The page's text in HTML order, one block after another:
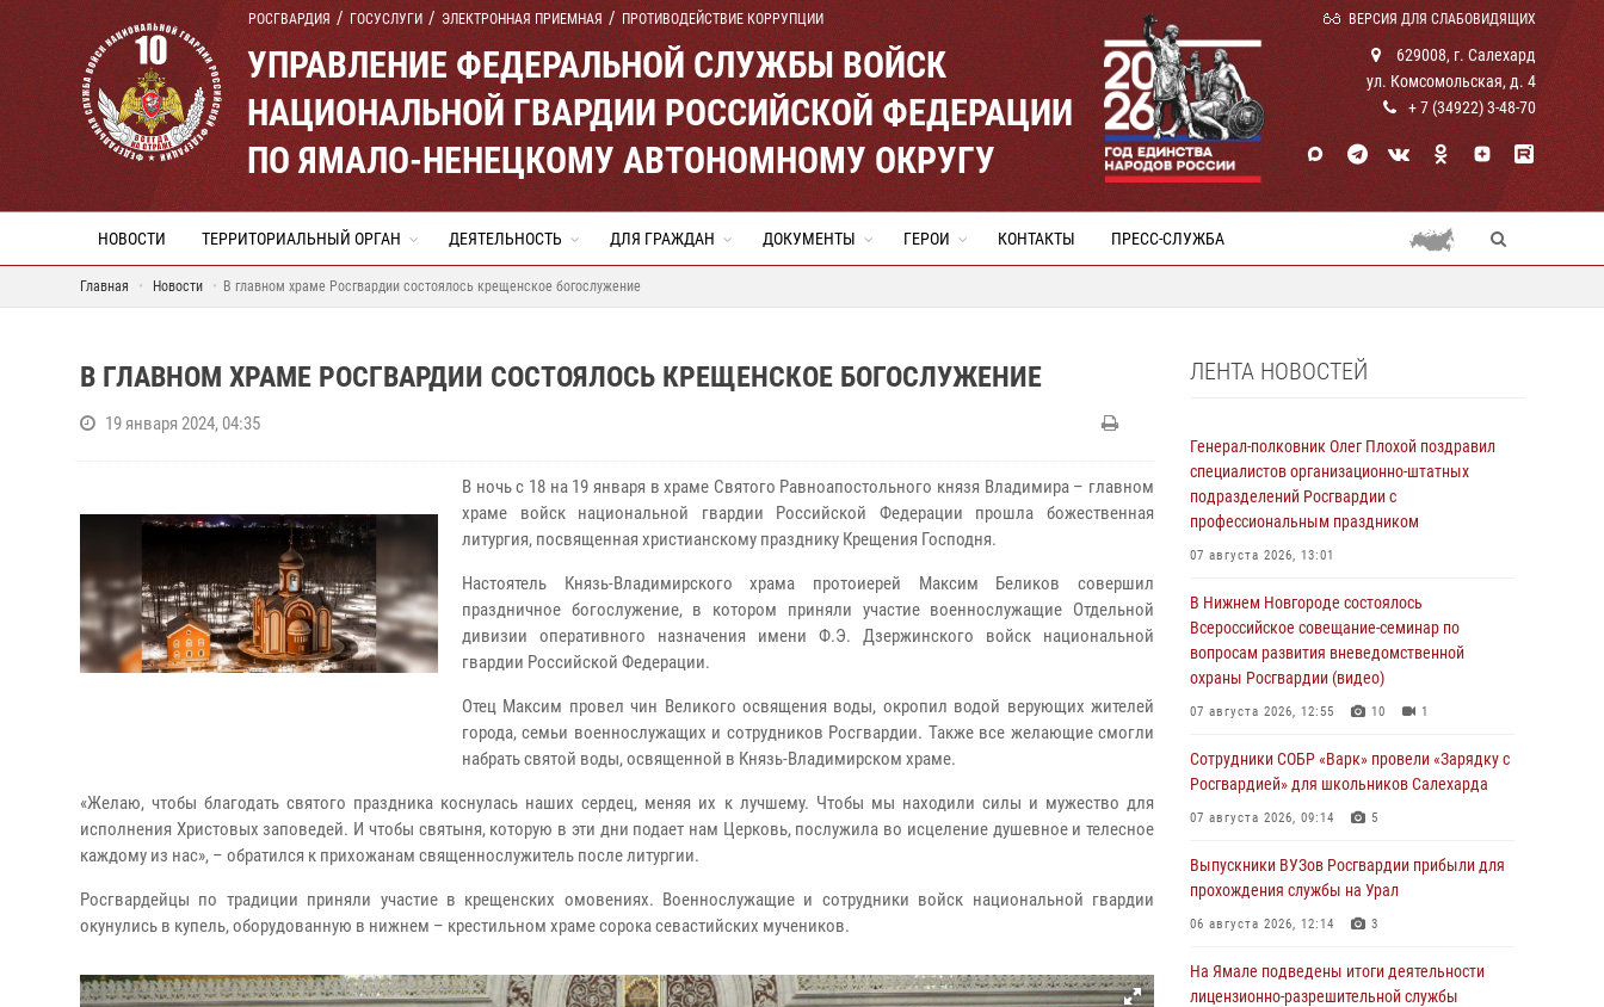
РОСГВАРДИЯ ГОСУСЛУГИ ЭЛЕКТРОННАЯ ПРИЕМНАЯ ПРОТИВОДЕЙСТВИЕ КОРРУПЦИИ ВЕРСИЯ ДЛЯ СЛАБОВИДЯЩИХ
УПРАВЛЕНИЕ ФЕДЕРАЛЬНОЙ СЛУЖБЫ ВОЙСК
НАЦИОНАЛЬНОЙ ГВАРДИИ РОССИЙСКОЙ ФЕДЕРАЦИИ
ПО ЯМАЛО-НЕНЕЦКОМУ АВТОНОМНОМУ ОКРУГУ
629008, г. Салехард
ул. Комсомольская, д. 4
+ 7 (34922) 3-48-70
НОВОСТИ ТЕРРИТОРИАЛЬНЫЙ ОРГАН ДЕЯТЕЛЬНОСТЬ ДЛЯ ГРАЖДАН ДОКУМЕНТЫ ГЕРОИ КОНТАКТЫ ПРЕСС-СЛУЖБА
Главная Новости В главном храме Росгвардии состоялось крещенское богослужение
В ГЛАВНОМ ХРАМЕ РОСГВАРДИИ СОСТОЯЛОСЬ КРЕЩЕНСКОЕ БОГОСЛУЖЕНИЕ
19 января 2024, 04:35
В ночь с 18 на 19 января в храме Святого Равноапостольного князя Владимира – главном
храме войск национальной гвардии Российской Федерации прошла божественная
литургия, посвященная христианскому празднику Крещения Господня.
Настоятель Князь-Владимирского храма протоиерей Максим Беликов совершил
праздничное богослужение, в котором приняли участие военнослужащие Отдельной
дивизии оперативного назначения имени Ф.Э. Дзержинского войск национальной
гвардии Российской Федерации.
Отец Максим провел чин Великого освящения воды, окропил водой верующих жителей
города, семьи военнослужащих и сотрудников Росгвардии. Также все желающие смогли
набрать святой воды, освященной в Князь-Владимирском храме.
«Желаю, чтобы благодать святого праздника коснулась наших сердец, меняя их к лучшему. Чтобы мы находили силы и мужество для
исполнения Христовых заповедей. И чтобы святыня, которую в эти дни подает нам Церковь, послужила во исцеление душевное и телесное
каждому из нас», – обратился к прихожанам священнослужитель после литургии.
Росгвардейцы по традиции приняли участие в крещенских омовениях. Военнослужащие и сотрудники войск национальной гвардии
окунулись в купель, оборудованную в нижнем – крестильном храме сорока севастийских мучеников.
ЛЕНТА НОВОСТЕЙ
Генерал-полковник Олег Плохой поздравил
специалистов организационно-штатных
подразделений Росгвардии с
профессиональным праздником
07 августа 2026, 13:01
В Нижнем Новгороде состоялось
Всероссийское совещание-семинар по
вопросам развития вневедомственной
охраны Росгвардии (видео)
07 августа 2026, 12:55 10 1
Сотрудники СОБР «Варк» провели «Зарядку с
Росгвардией» для школьников Салехарда
07 августа 2026, 09:14 5
Выпускники ВУЗов Росгвардии прибыли для
прохождения службы на Урал
06 августа 2026, 12:14 3
На Ямале подведены итоги деятельности
лицензионно-разрешительной службы